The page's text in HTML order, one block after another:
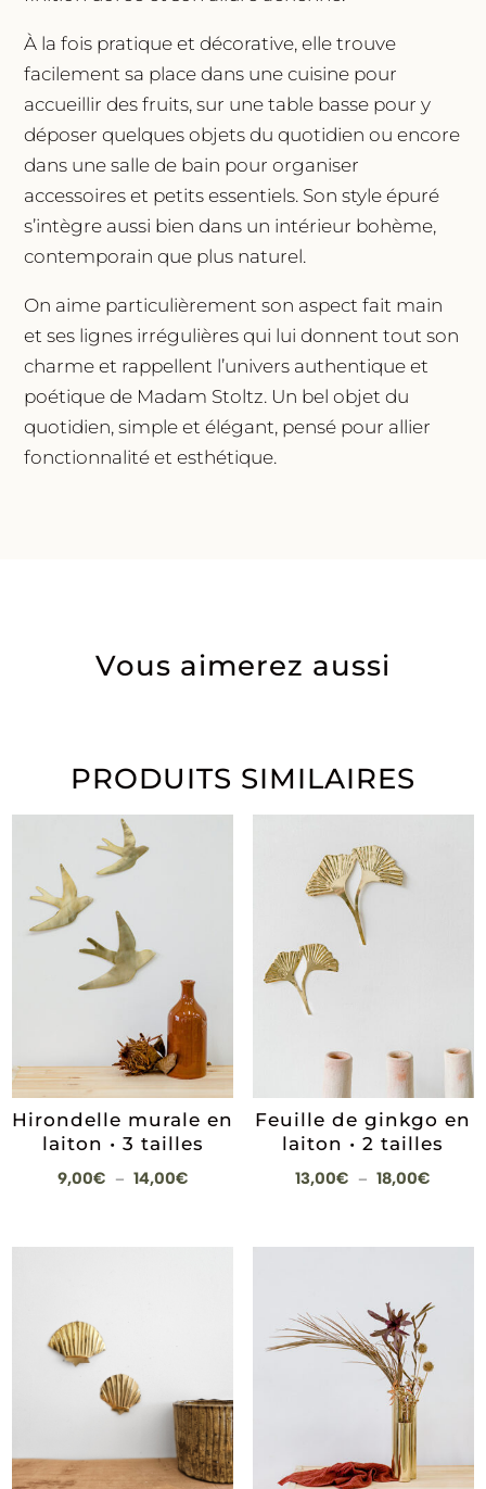
À la fois pratique et décorative, elle trouve
facilement sa place dans une cuisine pour
accueillir des fruits, sur une table basse pour y
déposer quelques objets du quotidien ou encore
dans une salle de bain pour organiser
accessoires et petits essentiels. Son style épuré
s’intègre aussi bien dans un intérieur bohème,
contemporain que plus naturel.
On aime particulièrement son aspect fait main
et ses lignes irrégulières qui lui donnent tout son
charme et rappellent l’univers authentique et
poétique de Madam Stoltz. Un bel objet du
quotidien, simple et élégant, pensé pour allier
fonctionnalité et esthétique.
Vous aimerez aussi
PRODUITS SIMILAIRES
Hirondelle murale en
laiton • 3 tailles
9,00€ – 14,00€Plage
Feuille de ginkgo en
laiton • 2 tailles
13,00€ – 18,00€